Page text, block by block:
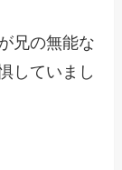
兄の無能な
していまし